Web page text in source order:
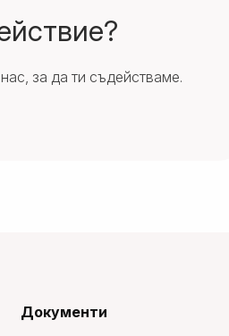
за да ти съдействаме.
Документи